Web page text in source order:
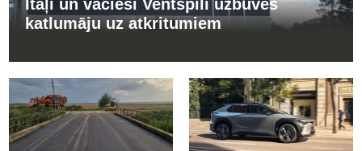
Itāļi un vācieši Ventspilī uzbūvēs
katlumāju uz atkritumiem